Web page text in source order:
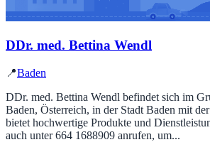
DDr. med. Bettina Wendl
📍Baden
DDr. med. Bettina Wendl befindet sich im
Baden, Österreich, in der Stadt Baden mit
bietet hochwertige Produkte und
auch unter 664 1688909 anrufen, um...